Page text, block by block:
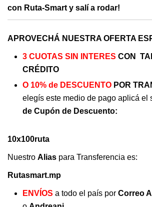
con Ruta-Smart y salí a rodar!
APROVECHÁ NUESTRA OFERTA
3 CUOTAS SIN INTERES CON
CRÉDITO
O 10% de DESCUENTO POR
elegís este medio de pago aplicá el
de Cupón de Descuento:
10x100ruta
Nuestro Alias para Transferencia es:
Rutasmart.mp
ENVÍOS a todo el país por Correo